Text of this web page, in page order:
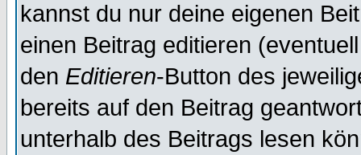
kannst du nur deine eigenen
einen Beitrag editieren
den Editieren-Button des
bereits auf den Beitrag
unterhalb des Beitrags lesen